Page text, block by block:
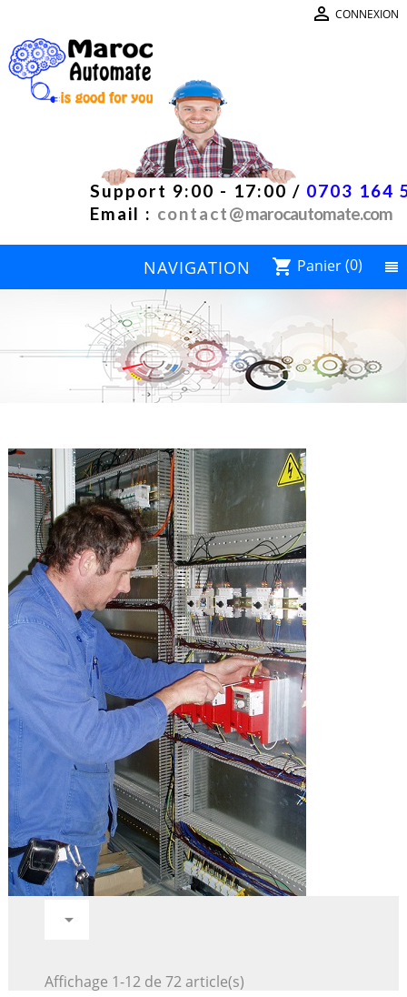
 CONNEXION
Support 9:00 - 17:00 / 0703 164
Email : contact@marocautomate.com
shopping_cart Panier(0)
NAVIGATION

Affichage 1-12 de 72 article(s)